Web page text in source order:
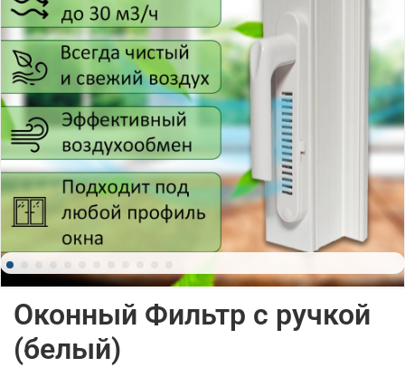
Оконный Фильтр с ручкой
(белый)